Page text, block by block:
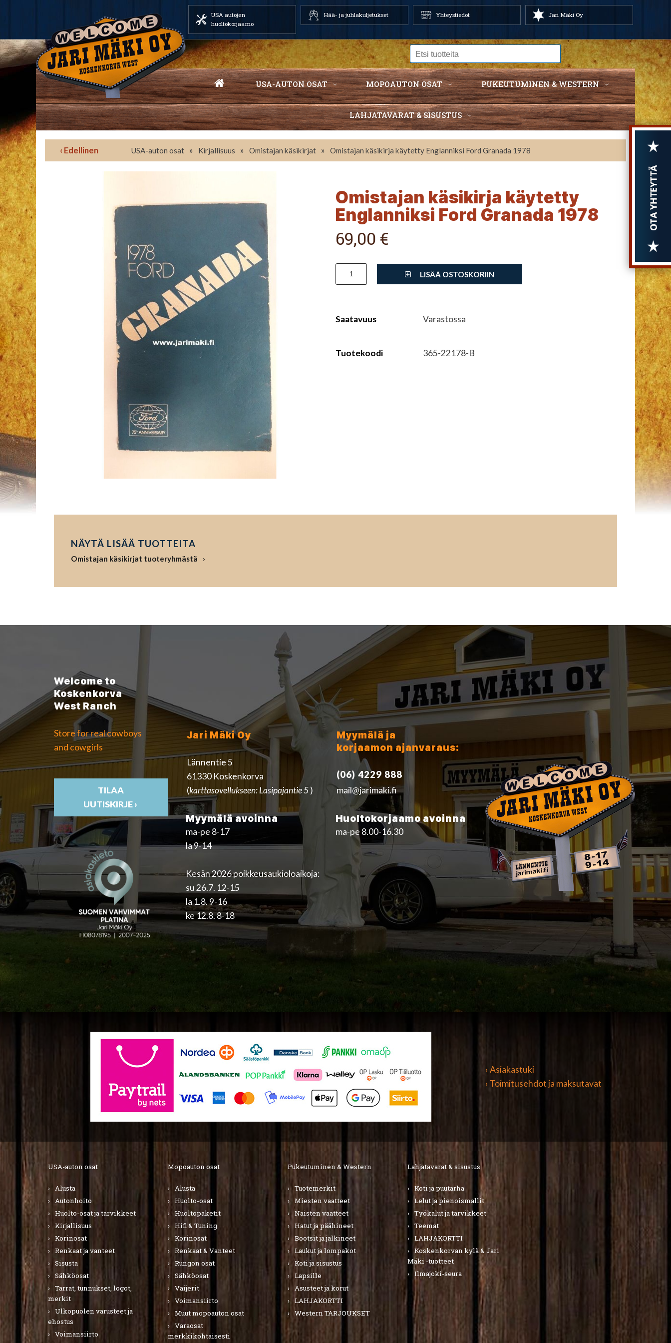
USA autojen
huoltokorjaamo
Hää- ja juhlakuljetukset Yhteystiedot Jari Mäki Oy
USA-AUTON OSAT MOPOAUTON OSAT PUKEUTUMINEN & WESTERN
LAHJATAVARAT & SISUSTUS
‹ Edellinen USA-auton osat » Kirjallisuus » Omistajan käsikirjat » Omistajan käsikirja käytetty Englanniksi Ford Granada 1978
Omistajan käsikirja käytetty
Englanniksi Ford Granada 1978
69,00 €
LISÄÄ OSTOSKORIIN
Saatavuus Varastossa
Tuotekoodi 365-22178-B
NÄYTÄ LISÄÄ TUOTTEITA
Omistajan käsikirjat tuoteryhmästä
Welcome to
Koskenkorva
West Ranch
Store for real cowboys
and cowgirls
TILAA
UUTISKIRJE ›
Jari Mäki Oy
Lännentie 5
61330 Koskenkorva
(karttasovellukseen: Lasipajantie 5)
Myymälä ja
korjaamon ajanvaraus:
(06) 4229 888
mail@jarimaki.fi
Myymälä avoinna
ma-pe 8-17
la 9-14
Kesän 2026 poikkeusaukioloaikoja:
su 26.7. 12-15
la 1.8. 9-16
ke 12.8. 8-18
Huoltokorjaamo avoinna
ma-pe 8.00-16.30
› Asiakastuki
› Toimitusehdot ja maksutavat
USA-auton osat
Alusta
Autonhoito
Huolto-osat ja tarvikkeet
Kirjallisuus
Korinosat
Renkaat ja vanteet
Sisusta
Sähköosat
Tarrat, tunnukset, logot,
merkit
Ulkopuolen varusteet ja
ehostus
Voimansiirto
Mopoauton osat
Alusta
Huolto-osat
Huoltopaketit
Hifi & Tuning
Korinosat
Renkaat & Vanteet
Rungon osat
Sähköosat
Vaijerit
Voimansiirto
Muut mopoauton osat
Varaosat
merkkikohtaisesti
Pukeutuminen & Western
Tuotemerkit
Miesten vaatteet
Naisten vaatteet
Hatut ja päähineet
Bootsit ja jalkineet
Laukut ja lompakot
Koti ja sisustus
Lapsille
Asusteet ja korut
LAHJAKORTTI
Western TARJOUKSET
Lahjatavarat & sisustus
Koti ja puutarha
Lelut ja pienoismallit
Työkalut ja tarvikkeet
Teemat
LAHJAKORTTI
Koskenkorvan kylä & Jari
Mäki -tuotteet
Ilmajoki-seura